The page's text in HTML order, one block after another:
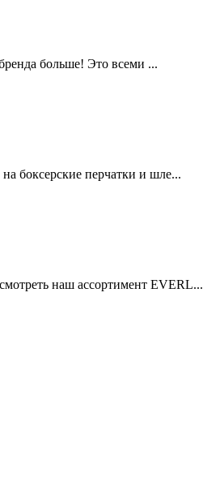
больше! Это всеми ...
боксерские перчатки и шле...
наш ассортимент EVERL...